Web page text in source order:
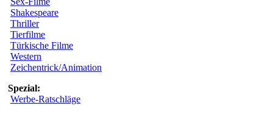
Shakespeare
Thriller
Tierfilme
Türkische Filme
Western
Zeichentrick/Animation
Spezial:
Werbe-Ratschläge